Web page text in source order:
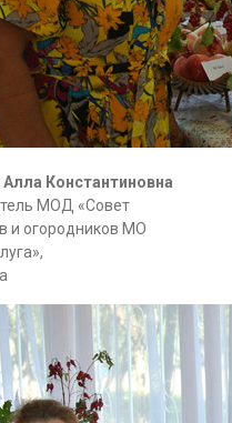
Константиновна
МОД «Совет
и огородников МО